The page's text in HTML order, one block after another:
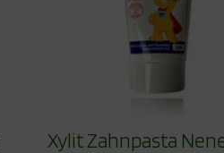
Xylit Zahnpasta